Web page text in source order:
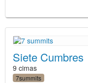
Siete Cumbres
9 cimas
7summits